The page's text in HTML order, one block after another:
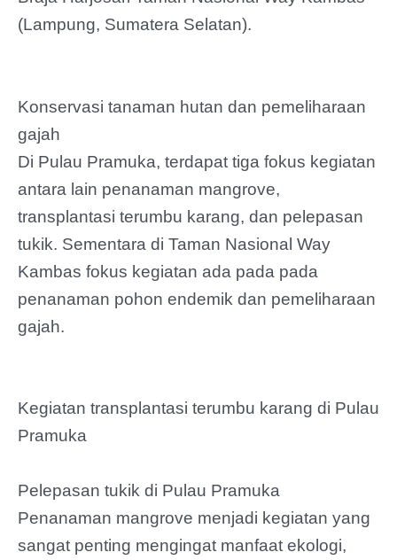
(Lampung, Sumatera Selatan).
Konservasi tanaman hutan dan pemeliharaan
gajah
Di Pulau Pramuka, terdapat tiga fokus kegiatan
antara lain penanaman mangrove,
transplantasi terumbu karang, dan pelepasan
tukik. Sementara di Taman Nasional Way
Kambas fokus kegiatan ada pada pada
penanaman pohon endemik dan pemeliharaan
gajah.
Kegiatan transplantasi terumbu karang di Pulau
Pramuka
Pelepasan tukik di Pulau Pramuka
Penanaman mangrove menjadi kegiatan yang
sangat penting mengingat manfaat ekologi,